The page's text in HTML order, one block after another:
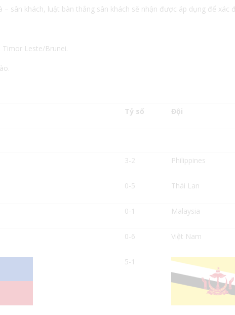
sân khách, luật bàn thắng sân khách sẽ nhận được áp dụng để
Timor Leste/Brunei.
Tỷ số Đội
3-2 Philippines
0-5 Thái Lan
0-1 Malaysia
0-6 Việt Nam
5-1